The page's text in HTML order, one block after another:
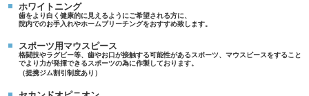
ホワイトニング
歯をより白く健康的に見えるようにご希望される方に、
院内でのお手入れやホームブリーチングをおすすめ致します。
スポーツ用マウスピース
格闘技やラグビー等、歯やお口が接触する可能性があるスポーツ、マウスピースをすること
でより力が発揮できるスポーツの為に作製しております。
（提携ジム割引制度あり）